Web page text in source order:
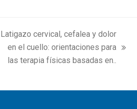
next
post:
Latigazo cervical, cefalea y dolor
en el cuello: orientaciones para
las terapia físicas basadas en..